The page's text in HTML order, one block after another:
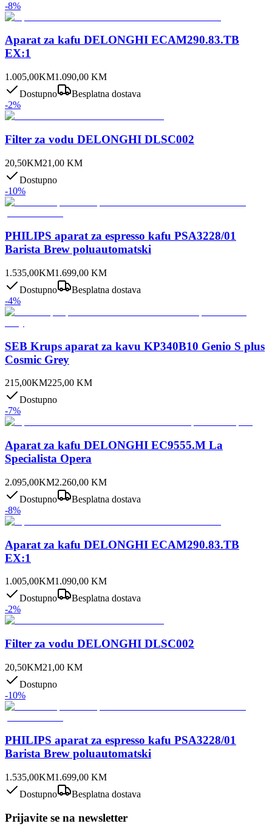
-8%
Aparat za kafu DELONGHI ECAM290.83.TB
EX:1
1.005,00KM1.090,00 KM
Dostupno
Besplatna dostava
-2%
Filter za vodu DELONGHI DLSC002
20,50KM21,00 KM
Dostupno
-10%
PHILIPS aparat za espresso kafu PSA3228/01
Barista Brew poluautomatski
1.535,00KM1.699,00 KM
Dostupno
Besplatna dostava
-4%
SEB Krups aparat za kavu KP340B10 Genio S plus
Cosmic Grey
215,00KM225,00 KM
Dostupno
-7%
Aparat za kafu DELONGHI EC9555.M La
Specialista Opera
2.095,00KM2.260,00 KM
Dostupno
Besplatna dostava
-8%
Aparat za kafu DELONGHI ECAM290.83.TB
EX:1
1.005,00KM1.090,00 KM
Dostupno
Besplatna dostava
-2%
Filter za vodu DELONGHI DLSC002
20,50KM21,00 KM
Dostupno
-10%
PHILIPS aparat za espresso kafu PSA3228/01
Barista Brew poluautomatski
1.535,00KM1.699,00 KM
Dostupno
Besplatna dostava
Prijavite se na newsletter